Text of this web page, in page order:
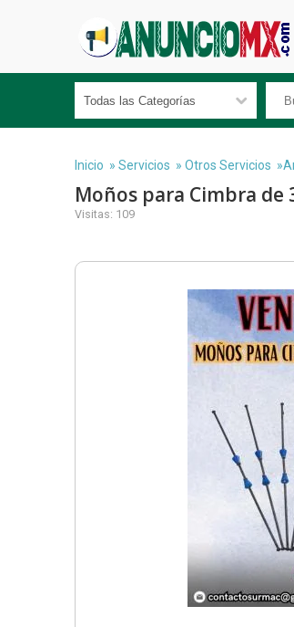
Inicio » Servicios » Otros Servicios
Moños para Cimbra de
Visitas: 109